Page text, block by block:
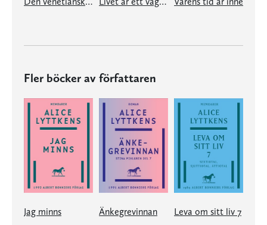
Fler böcker av författaren
Jag minns Änkegrevinnan Leva om sitt liv 7